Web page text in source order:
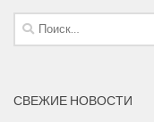
Найти:
СВЕЖИЕ НОВОСТИ